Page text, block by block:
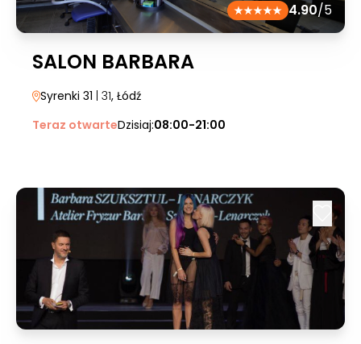
4.90/5
SALON BARBARA
Syrenki 31 | 31, Łódź
Teraz otwarteDzisiaj:08:00-21:00